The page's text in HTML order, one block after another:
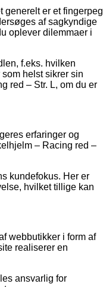
generelt er et fingerpeg
af sagkyndige
oplever dilemmaer i
f.eks. hvilken
helst sikrer sin
red – Str. L, om du er
erfaringer og
– Racing red –
kundefokus. Her er
hvilket tillige kan
webbutikker i form af
realiserer en
ansvarlig for